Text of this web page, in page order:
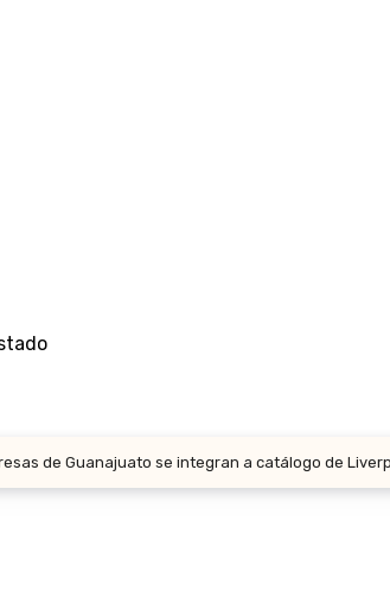
de Guanajuato se integran a catálogo de